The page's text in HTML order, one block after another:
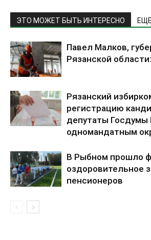
ЭТО МОЖЕТ БЫТЬ ИНТЕРЕСНО
Павел Малков,
Рязанской области:
Рязанский
регистрацию
депутаты Госдумы
одномандатным
В Рыбном прошло
оздоровительное
пенсионеров